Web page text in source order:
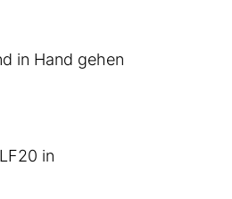
in Hand gehen
in